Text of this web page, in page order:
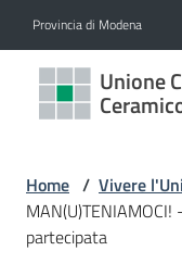
Provincia di Modena
Unione
Unione
Comuni
Ceramico
Home / Vivere
partecipata